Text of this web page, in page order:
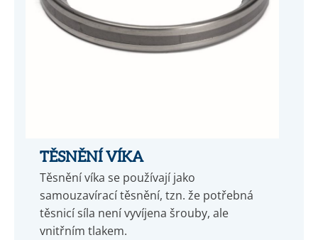
TĚSNĚNÍ VÍKA
Těsnění víka se používají jako
samouzavírací těsnění, tzn. že potřebná
těsnicí síla není vyvíjena šrouby, ale
vnitřním tlakem.